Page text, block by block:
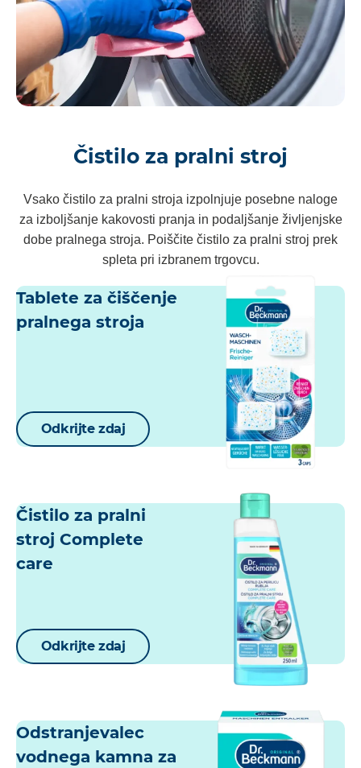
Čistilo za pralni stroj
Vsako čistilo za pralni stroja izpolnjuje posebne naloge
za izboljšanje kakovosti pranja in podaljšanje življenjske
dobe pralnega stroja. Poiščite čistilo za pralni stroj prek
spleta pri izbranem trgovcu.
Tablete za čiščenje
pralnega stroja
Odkrijte zdaj
Čistilo za pralni
stroj Complete
care
Odkrijte zdaj
Odstranjevalec
vodnega kamna za